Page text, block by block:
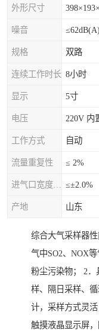
外形尺寸
噪音 ≤62dB(A)
规格 双路
连续工作时长 8小时
显示 5寸
电压 220V 内
工作方式 自动
流量重复性 ≤ 2%
≤±2.0%
产地 山东
综合大气采样器
气中SO2、NOX
粉尘污染物； 2
样、隔日采样、
计，采样方式灵
触摸液晶显示屏